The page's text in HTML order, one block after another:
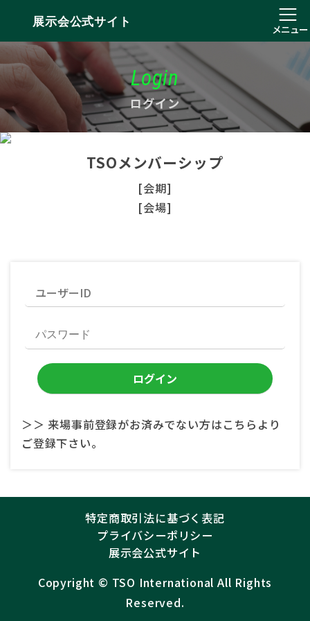
展示会公式サイト
メニュー
Login
ログイン
TSOメンバーシップ
[会期]
[会場]
＞＞ 来場事前登録がお済みでない方はこちらより
ご登録下さい。
特定商取引法に基づく表記
プライバシーポリシー
展示会公式サイト
Copyright ©︎ TSO International All Rights
Reserved.